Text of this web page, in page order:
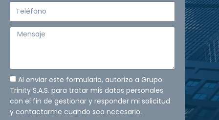
Mensaje
Al enviar este formulario, autorizo a Grupo
Trinity S.A.S. para tratar mis datos personales
con el fin de gestionar y responder mi solicitud
y contactarme cuando sea necesario.